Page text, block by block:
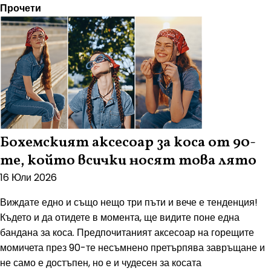
Прочети
Бохемският аксесоар за коса от 90-
те, който всички носят това лято
16 Юли 2026
Виждате едно и също нещо три пъти и вече е тенденция!
Където и да отидете в момента, ще видите поне една
бандана за коса. Предпочитаният аксесоар на горещите
момичета през 90-те несъмнено претърпява завръщане и
не само е достъпен, но е и чудесен за косата